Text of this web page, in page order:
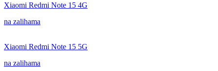
Xiaomi Redmi Note 15 4G
na zalihama
Xiaomi Redmi Note 15 5G
na zalihama